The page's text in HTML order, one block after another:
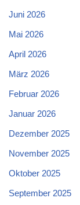
Juni 2026
Mai 2026
April 2026
März 2026
Februar 2026
Januar 2026
Dezember 2025
November 2025
Oktober 2025
September 2025